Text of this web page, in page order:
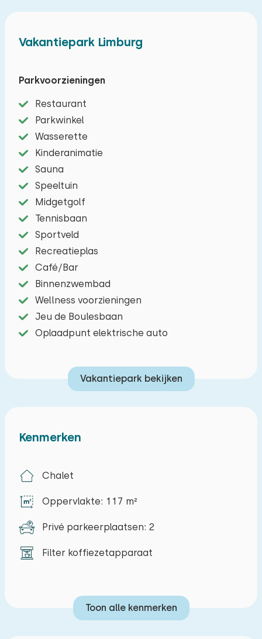
drankje hoeft u het park niet af of ga op
Limburg.
modern ingerichte woonkamer met eethoek en
zithoek voorzien van televisie. De open keuken is
van alle moderne gemakken voorzien, zoals een
combimagnetron, kookgelegenheid,
filterkoffiezetapparaat, vaatwasser en een
koel/vries-combinatie. Op de begane grond vindt
u een slaapkamer met twee
eenpersoonsbedden, een badkamer met toilet
en douche en een apart toilet. Op de eerste
verdieping vindt u de overige vier slaapkamers
met twee eenpersoonsbedden en de tweede
badkamer met toilet en douche. Het chalet
heeft een tuin met terras en meubilair. Ook is er
ruimte voor het parkeren van twee auto's direct
bij het chalet.
Met voorkeur te boeken (tegen
Ligging aan het water
Kenmerken
Chalet
Oppervlakte: 117 m²
Privé parkeerplaatsen: 2
Filter koffiezetapparaat
Toon alle kenmerken
Vakantiepark Limburg
Parkvoorzieningen
Restaurant
Parkwinkel
Wasserette
Kinderanimatie
Sauna
Speeltuin
Midgetgolf
Tennisbaan
Sportveld
Recreatieplas
Café/Bar
Binnenzwembad
Wellness voorzieningen
Jeu de Boulesbaan
Oplaadpunt elektrische auto
Vakantiepark bekijken